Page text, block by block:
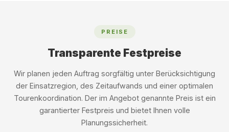
PREISE
Transparente Festpreise
Wir planen jeden Auftrag sorgfältig unter Berücksichtigung
der Einsatzregion, des Zeitaufwands und einer optimalen
Tourenkoordination. Der im Angebot genannte Preis ist ein
garantierter Festpreis und bietet Ihnen volle
Planungssicherheit.